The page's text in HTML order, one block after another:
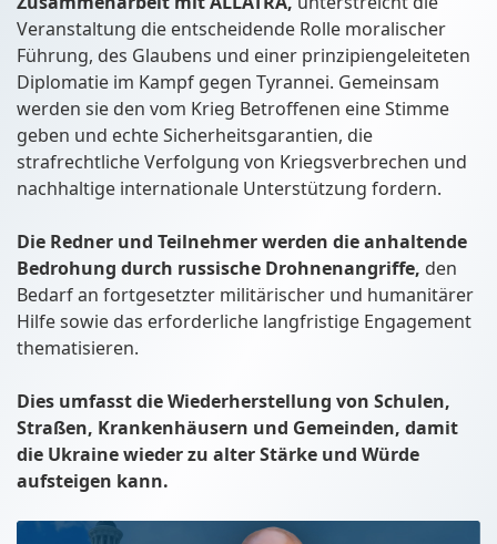
Veranstaltung die entscheidende Rolle moralischer
Führung, des Glaubens und einer prinzipiengeleiteten
Diplomatie im Kampf gegen Tyrannei. Gemeinsam
werden sie den vom Krieg Betroffenen eine Stimme
geben und echte Sicherheitsgarantien, die
strafrechtliche Verfolgung von Kriegsverbrechen und
nachhaltige internationale Unterstützung fordern.
Die Redner und Teilnehmer werden die anhaltende
Bedrohung durch russische Drohnenangriffe, den
Bedarf an fortgesetzter militärischer und humanitärer
Hilfe sowie das erforderliche langfristige Engagement
thematisieren.
Dies umfasst die Wiederherstellung von Schulen,
Straßen, Krankenhäusern und Gemeinden, damit
die Ukraine wieder zu alter Stärke und Würde
aufsteigen kann.